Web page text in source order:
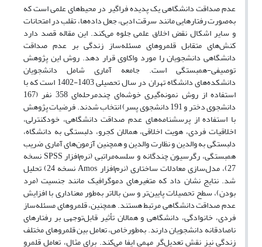
عدم صداقت دانشگاهی یک پدیده فراگیر در محیط‌های علمی است که
به‌صورت رفتارهایی مانند سرقت ادبی، جعل داده‌ها، تقلب در امتحانات
و سایر اشکال نقض اخلاق علمی جلوه می‌کند. این مقاله قصد دارد
کنش‌های متقابل قلمروهای مسئله‌ساز زندگی بر عدم صداقت
دانشگاهی دانشجویان را مورد واکاوی قرار دهد. روش این پژوهش
توصیفی-همبستگی است. جامعه آماری شامل دانشجویان
دانشکده‌های دانشگاه تهران در سال تحصیلی 1403-1402 است که با
استفاده از روش نمونه‌گیری خوشه‌ای چندمرحله‌ای 358 نفر (167
دانشجوی دختر و 191 دانشجوی پسر) انتخاب شدند. فرضیات پژوهش
با استفاده از پرسشنامه‌های عدم صداقت دانشگاهی، خودکنترلی،
اخلاقیات فردی، هویت اخلاقی، همالان کجرو، دلبستگی به دانشگاه،
دلبستگی به والدین و نظارت والدین و همچنین آزمون‌های آماری ضریب
همبستگی، رگرسیون چندگانه و سلسه‌مراتبی (نرم‌افزار SPSS نسخه
27)، مدل‌سازی معادلات ساختاری (نرم‌افزار Amos نسخه 24) تحلیل
شد. نتایج نشان داد که متغیرهای دموگرافیک مانند جنسیت (مرد
بودن)، سطح تحصیلات پایین‌تر و سن بالاتر به‌طور معناداری با افزایش
عدم صداقت دانشگاهی مرتبط هستند. همچنین، قلمروهای مسئله‌ساز
فردی، خانوادگی، دانشگاهی و همالان تأثیر قابل‌توجهی بر رفتارهای
ناصادقانه دانشجویان دارند. به‌طورخاص، تعامل بین قلمروهای مختلف
زندگی نیز نقش تعدیل‌گر مهمی ایفا می‌کند. برای مثال، تعامل قلمرو